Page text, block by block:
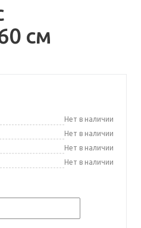
см
Нет в наличии
Нет в наличии
Нет в наличии
Нет в наличии